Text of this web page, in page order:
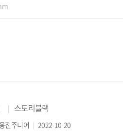
스토리블랙
진주니어 2022-10-20